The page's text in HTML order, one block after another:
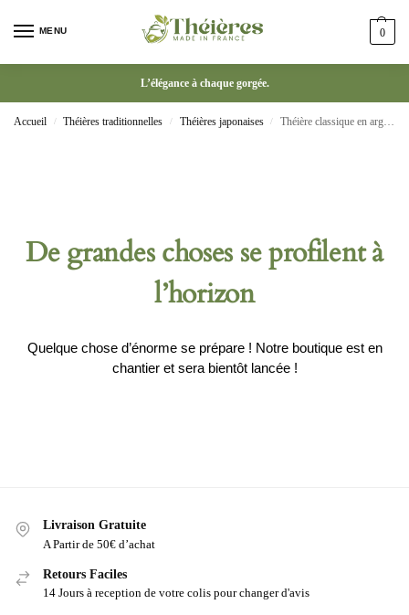
MENU 0
L’élégance à chaque gorgée.
Accueil / Théières traditionnelles / Théières japonaises / Théière classique en argile violette 230ml
De grandes choses se profilent à
l’horizon
Quelque chose d’énorme se prépare ! Notre boutique est en
chantier et sera bientôt lancée !
Livraison Gratuite
A Partir de 50€ d’achat
Retours Faciles
14 Jours à reception de votre colis pour changer d'avis